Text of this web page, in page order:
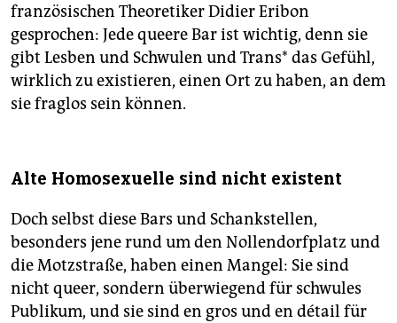
französischen Theoretiker Didier Eribon
gesprochen: Jede queere Bar ist wichtig, denn sie
gibt Lesben und Schwulen und Trans* das Gefühl,
wirklich zu existieren, einen Ort zu haben, an dem
sie fraglos sein können.
Alte Homosexuelle sind nicht existent
Doch selbst diese Bars und Schankstellen,
besonders jene rund um den Nollendorfplatz und
die Motzstraße, haben einen Mangel: Sie sind
nicht queer, sondern überwiegend für schwules
Publikum, und sie sind en gros und en détail für